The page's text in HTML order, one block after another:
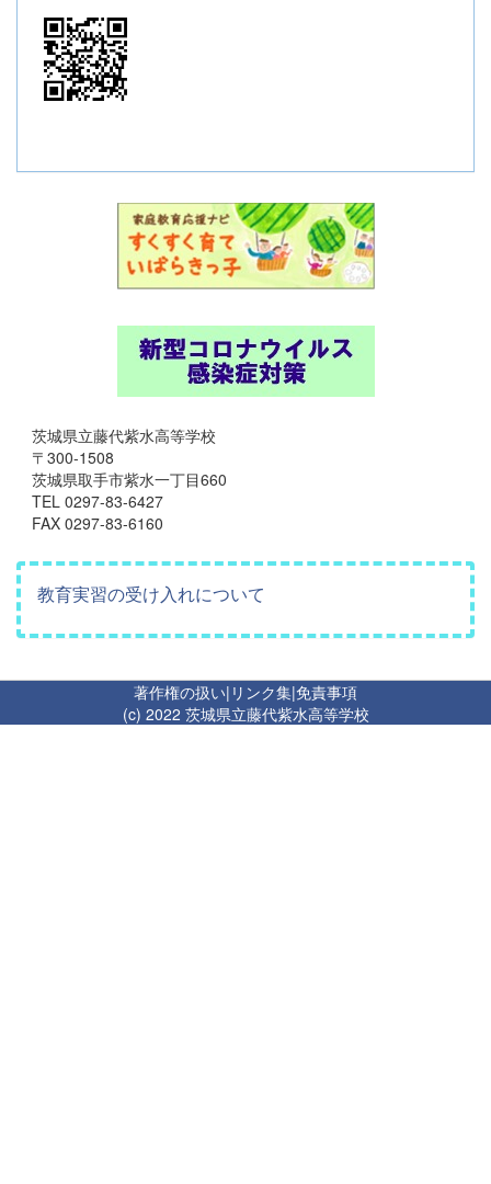
茨城県立藤代紫水高等学校
〒300-1508
茨城県取手市紫水一丁目660
TEL 0297-83-6427
FAX 0297-83-6160
教育実習の受け入れについて
著作権の扱い| リンク集|免責事項
(c) 2022 茨城県立藤代紫水高等学校